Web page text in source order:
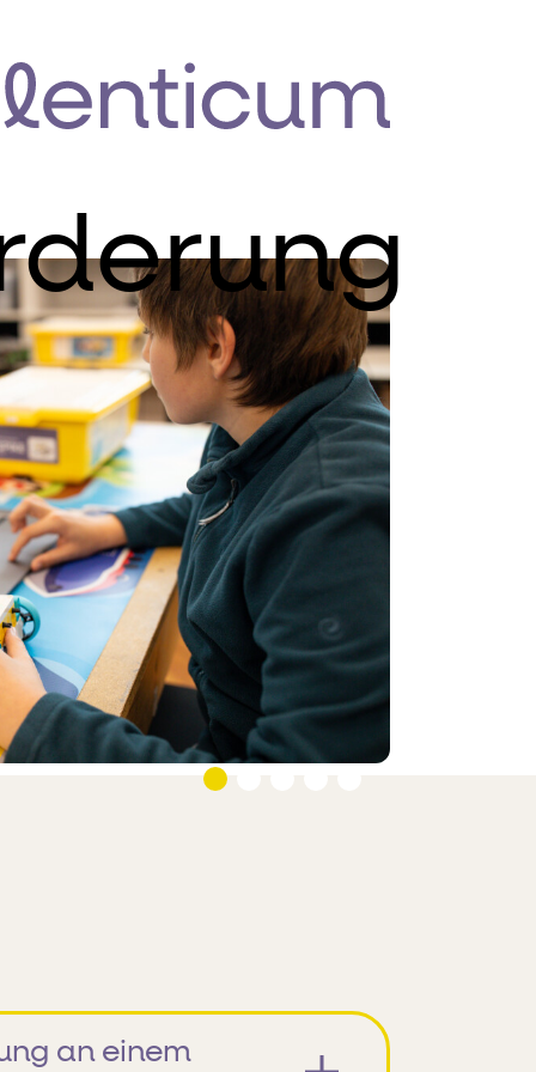
an einem